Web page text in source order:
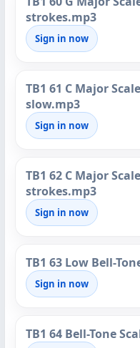
strokes.mp3
Sign in now
TB1 61 C Major
slow.mp3
Sign in now
TB1 62 C Major
strokes.mp3
Sign in now
TB1 63 Low Bell-
Sign in now
TB1 64 Bell-Tone